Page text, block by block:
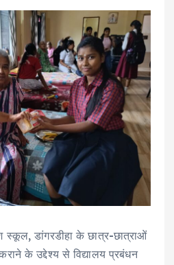
स्कूल, डांगरडीहा के छात्र-छात्राओं
के उद्देश्य से विद्यालय प्रबंधन